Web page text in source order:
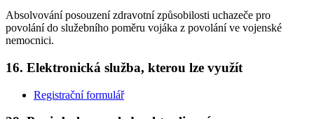
Absolvování posouzení zdravotní způsobilosti uchazeče pro
povolání do služebního poměru vojáka z povolání ve vojenské
nemocnici.
16. Elektronická služba, kterou lze využít
Registrační formulář